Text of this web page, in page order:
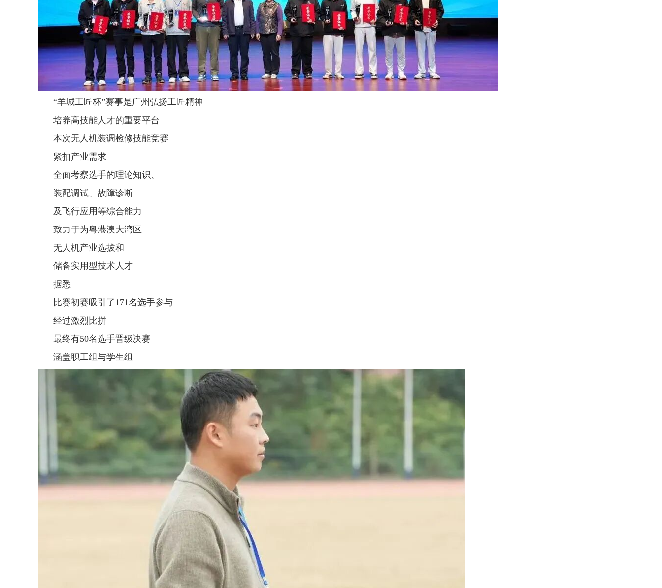
“羊城工匠杯”赛事是广州弘扬工匠精神
培养高技能人才的重要平台
本次无人机装调检修技能竞赛
紧扣产业需求
全面考察选手的理论知识、
装配调试、故障诊断
及飞行应用等综合能力
致力于为粤港澳大湾区
无人机产业选拔和
储备实用型技术人才
据悉
比赛初赛吸引了171名选手参与
经过激烈比拼
最终有50名选手晋级决赛
涵盖职工组与学生组